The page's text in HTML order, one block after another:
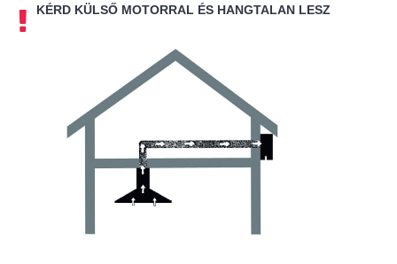
KÉRD KÜLSŐ MOTORRAL ÉS HANGTALAN LESZ